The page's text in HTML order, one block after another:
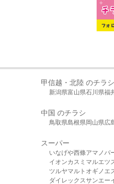
甲信越・北陸 のチラシ
新潟県富山県石川県福
中国 のチラシ
鳥取県島根県岡山県広
スーパー
いなげや西條アマノパ
イオンカスミ マルエツ
ツルヤマルト オギノ エ
ダイレックスサンエー